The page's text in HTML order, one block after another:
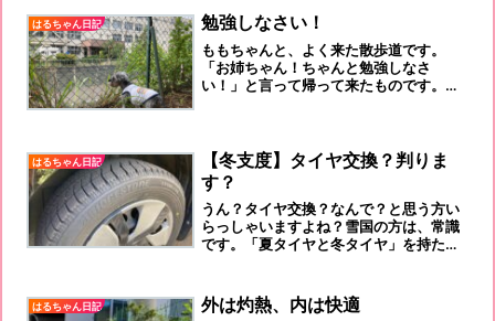
はるちゃん日記 勉強しなさい！
ももちゃんと、よく来た散歩道です。
「お姉ちゃん！ちゃんと勉強しなさ
い！」と言って帰って来たものです。そ
はるちゃん日記
【冬支度】タイヤ交換？判りま
す？
うん？タイヤ交換？なんで？と思う方い
らっしゃいますよね？雪国の方は、常識
です。「夏タイヤと冬タイヤ」を持たな
はるちゃん日記 外は灼熱、内は快適